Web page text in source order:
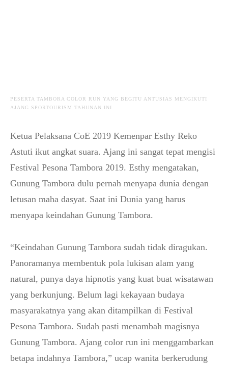
PESERTA TAMBORA COLOR RUN YANG BEGITU ANTUSIAS MENGIKUTI
AJANG SPORTOURISM TAHUNAN INI
Ketua Pelaksana CoE 2019 Kemenpar Esthy Reko
Astuti ikut angkat suara. Ajang ini sangat tepat mengisi
Festival Pesona Tambora 2019. Esthy mengatakan,
Gunung Tambora dulu pernah menyapa dunia dengan
letusan maha dasyat. Saat ini Dunia yang harus
menyapa keindahan Gunung Tambora.
“Keindahan Gunung Tambora sudah tidak diragukan.
Panoramanya membentuk pola lukisan alam yang
natural, punya daya hipnotis yang kuat buat wisatawan
yang berkunjung. Belum lagi kekayaan budaya
masyarakatnya yang akan ditampilkan di Festival
Pesona Tambora. Sudah pasti menambah magisnya
Gunung Tambora. Ajang color run ini menggambarkan
betapa indahnya Tambora,” ucap wanita berkerudung